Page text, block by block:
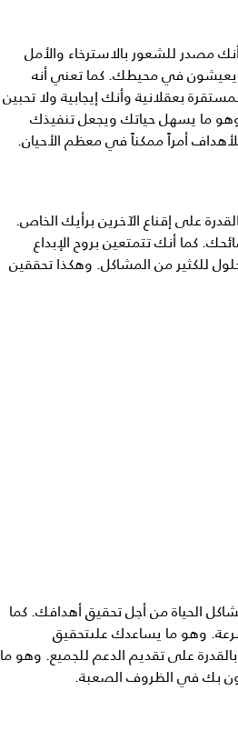
مصدر للشعور بالاسترخاء والأمل
يعيشون في محيطك. كما تعني أنه
بعقلانية وأنك إيجابية ولا تحبين
ما يسهل حياتك ويجعل تنفيذك
أمراً ممكناً في معظم الأحيان.
على إقناع الآخرين برأيك الخاص.
كما أنك تتمتعين بروح الإبداع
للكثير من المشاكل. وهكذا تحققين
الحياة من أجل تحقيق أهدافك. كما
وهو ما يساعدك علىتحقيق
على تقديم الدعم للجميع. وهو ما
بك في الظروف الصعبة.